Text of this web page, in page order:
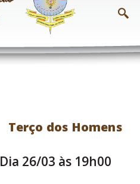
Terço dos Homens
Dia 26/03 às 19h00